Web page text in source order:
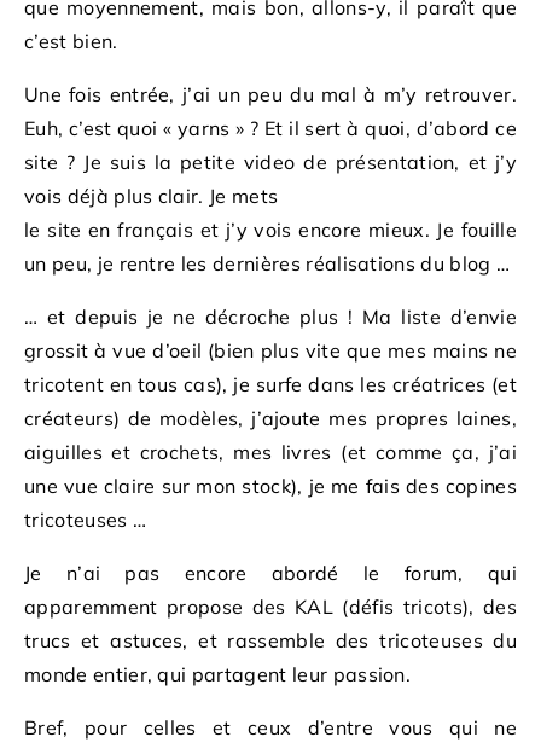
que moyennement, mais bon, allons-y, il paraît que
c’est bien.
Une fois entrée, j’ai un peu du mal à m’y retrouver.
Euh, c’est quoi « yarns » ? Et il sert à quoi, d’abord ce
site ? Je suis la petite video de présentation, et j’y
vois déjà plus clair. Je mets
le site en français et j’y vois encore mieux. Je fouille
un peu, je rentre les dernières réalisations du blog …
… et depuis je ne décroche plus ! Ma liste d’envie
grossit à vue d’oeil (bien plus vite que mes mains ne
tricotent en tous cas), je surfe dans les créatrices (et
créateurs) de modèles, j’ajoute mes propres laines,
aiguilles et crochets, mes livres (et comme ça, j’ai
une vue claire sur mon stock), je me fais des copines
tricoteuses …
Je n’ai pas encore abordé le forum, qui
apparemment propose des KAL (défis tricots), des
trucs et astuces, et rassemble des tricoteuses du
monde entier, qui partagent leur passion.
Bref, pour celles et ceux d’entre vous qui ne